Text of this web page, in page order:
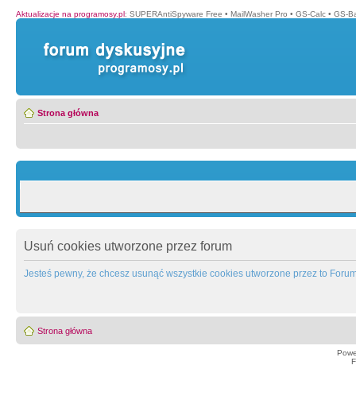
Aktualizacje na programosy.pl: SUPERAntiSpyware Free • MailWasher Pro • GS-Calc • GS-
Strona główna
Usuń cookies utworzone przez forum
Jesteś pewny, że chcesz usunąć wszystkie cookies utworzone przez to
Strona główna